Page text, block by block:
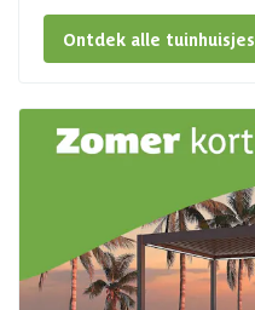
Ontdek alle tuinhuisjes